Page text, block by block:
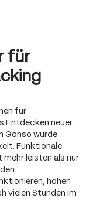
für
für
Entdecken neuer
Gonso wurde
Funktionale
mehr leisten als nur
hohen
vielen Stunden im